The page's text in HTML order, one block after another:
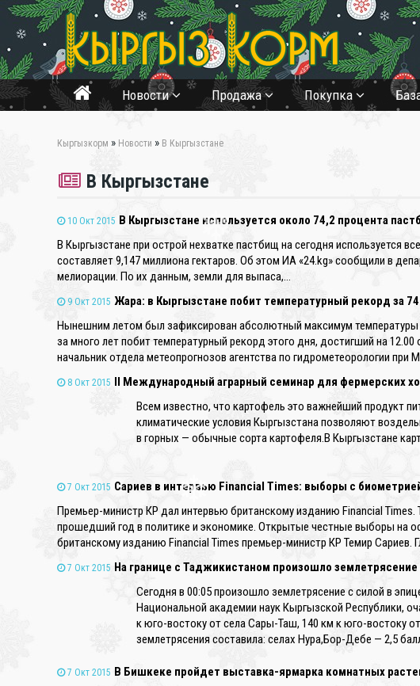
Новости Продажа Покупка
Кыргызкорм » Новости » В Кыргызстане
В Кыргызстане
10 Окт 2015 В Кыргызстане используется около 74,2 процента
В Кыргызстане при острой нехватке пастбищ на сегодня используется
составляет 9,147 миллиона гектаров. Об этом ИА «24.kg» сообщили в
мелиорации. По их данным, земли для выпаса,…
9 Окт 2015 Жара: в Кыргызстане побит температурный рекорд за 74
Нынешним летом был зафиксирован абсолютный максимум температуры
за много лет побит температурный рекорд этого дня, достигший на
начальник отдела метеопрогнозов агентства по гидрометеорологии
8 Окт 2015 II Международный аграрный семинар для фермерских
Всем известно, что картофель это важнейший продукт
климатические условия Кыргызстана позволяют
в горных — обычные сорта картофеля.В Кыргызстане
7 Окт 2015 Сариев в интервью Financial Times: выборы с
Премьер-министр КР дал интервью британскому изданию Financial
прошедший год в политике и экономике. Открытые честные выборы на
британскому изданию Financial Times премьер-министр КР Темир Сариев.
7 Окт 2015 На границе с Таджикистаном произошло землетрясение
Сегодня в 00:05 произошло землетрясение с силой в
Национальной академии наук Кыргызской Республики,
к юго-востоку от села Сары-Таш, 140 км к юго-востоку
землетрясения составила: селах Нура,Бор-Дебе — 2,5
7 Окт 2015 В Бишкеке пройдет выставка-ярмарка комнатных
❄
❄